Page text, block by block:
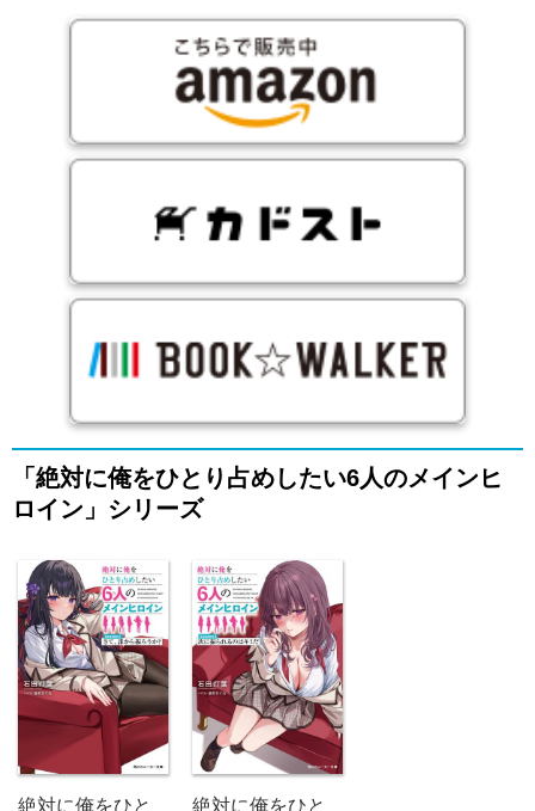
「絶対に俺をひとり占めしたい6人のメインヒ
ロイン」シリーズ
絶対に俺をひと 絶対に俺をひと